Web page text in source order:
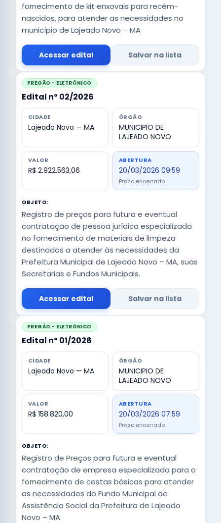
fornecimento de kit enxovais para recém-
nascidos, para atender as necessidades no
município de Lajeado Novo – MA
Acessar edital Salvar na lista
PREGÃO - ELETRÔNICO
Edital nº 02/2026
CIDADE
Lajeado Novo — MA
ÓRGÃO
MUNICIPIO DE
LAJEADO NOVO
VALOR
R$ 2.922.563,06
ABERTURA
20/03/2026 09:59
Prazo encerrado
OBJETO:
Registro de preços para futura e eventual
contratação de pessoa jurídica especializada
no fornecimento de materiais de limpeza
destinados a atender às necessidades da
Prefeitura Municipal de Lajeado Novo – MA, suas
Secretarias e Fundos Municipais.
Acessar edital Salvar na lista
PREGÃO - ELETRÔNICO
Edital nº 01/2026
CIDADE
Lajeado Novo — MA
ÓRGÃO
MUNICIPIO DE
LAJEADO NOVO
VALOR
R$ 158.820,00
ABERTURA
20/03/2026 07:59
Prazo encerrado
OBJETO:
Registro de Preços para futura e eventual
contratação de empresa especializada para o
fornecimento de cestas básicas para atender
as necessidades do Fundo Municipal de
Assistência Social da Prefeitura de Lajeado
Novo – MA.